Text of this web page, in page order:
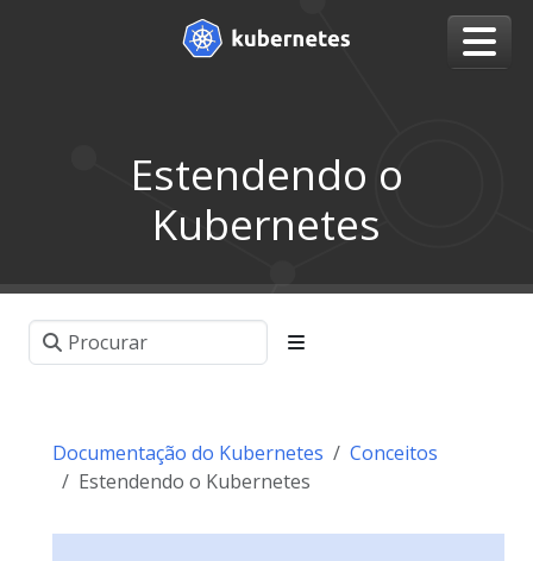
Estendendo o
Kubernetes
Documentação do Kubernetes
Conceitos
Estendendo o Kubernetes